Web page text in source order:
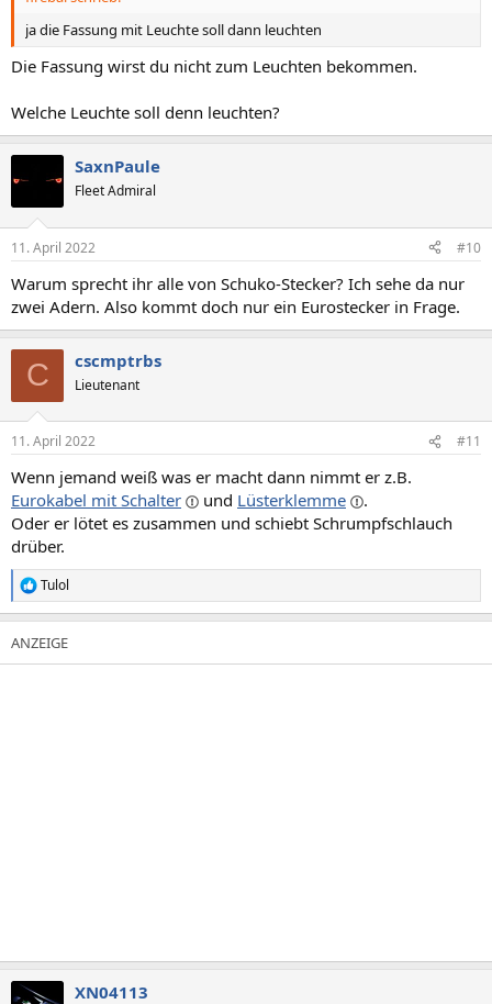
ja die Fassung mit Leuchte soll dann leuchten
Die Fassung wirst du nicht zum Leuchten bekommen.
Welche Leuchte soll denn leuchten?
SaxnPaule
Fleet Admiral
11. April 2022 #10
Warum sprecht ihr alle von Schuko-Stecker? Ich sehe da nur
zwei Adern. Also kommt doch nur ein Eurostecker in Frage.
C cscmptrbs
Lieutenant
11. April 2022 #11
Wenn jemand weiß was er macht dann nimmt er z.B.
Eurokabel mit Schalter
und Lüsterklemme
.
Oder er lötet es zusammen und schiebt Schrumpfschlauch
drüber.
R
e
a
k
t
Tulol
XN04113